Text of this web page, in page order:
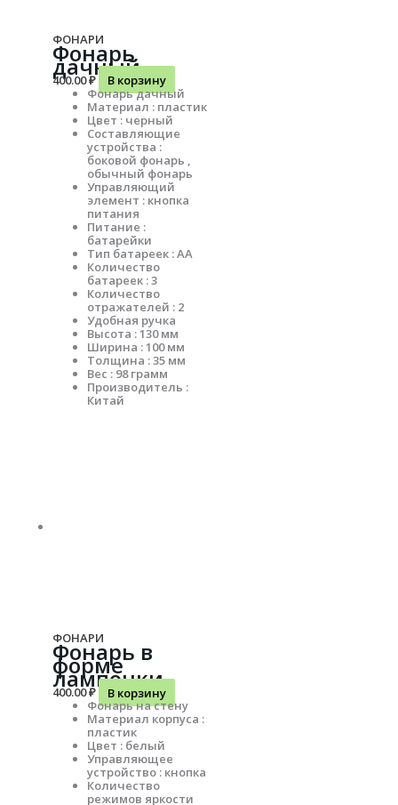
ФОНАРИ
Фонарь
дачный
400.00₽
В корзину
Фонарь дачный
Материал : пластик
Цвет : черный
Составляющие
устройства :
боковой фонарь ,
обычный фонарь
Управляющий
элемент : кнопка
питания
Питание :
батарейки
Тип батареек : АА
Количество
батареек : 3
Количество
отражателей : 2
Удобная ручка
Высота : 130 мм
Ширина : 100 мм
Толщина : 35 мм
Вес : 98 грамм
Производитель :
Китай
ФОНАРИ
Фонарь в
форме
лампочки
400.00₽
В корзину
Фонарь на стену
Материал корпуса :
пластик
Цвет : белый
Управляющее
устройство : кнопка
Количество
режимов яркости